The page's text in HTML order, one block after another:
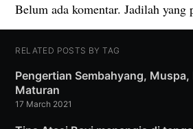
Belum ada komentar. Jadilah yang
RELATED POSTS BY TAG
Pengertian Sembahyang,
Maturan
17 March 2021